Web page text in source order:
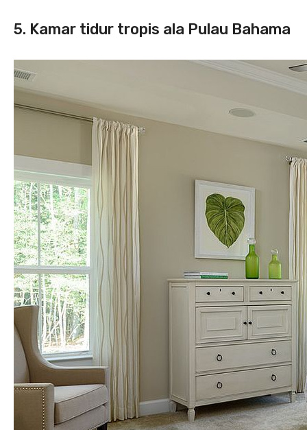
5. Kamar tidur tropis ala Pulau Bahama